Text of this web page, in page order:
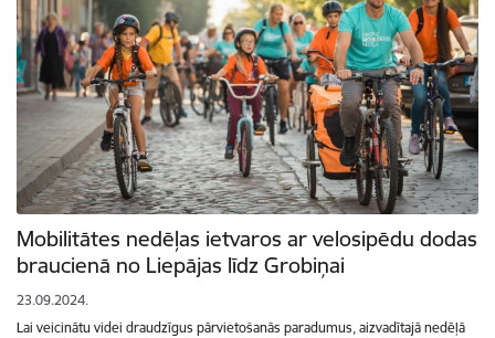
Mobilitātes nedēļas ietvaros ar velosipēdu dodas
braucienā no Liepājas līdz Grobiņai
23.09.2024.
Lai veicinātu videi draudzīgus pārvietošanās paradumus, aizvadītajā nedēļā